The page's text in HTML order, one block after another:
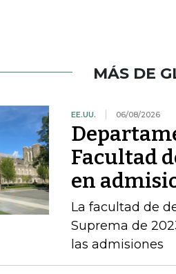
MÁS DE
EE.UU. 06/08/2026
Facultad
en
La facultad de
Suprema de
las admisiones